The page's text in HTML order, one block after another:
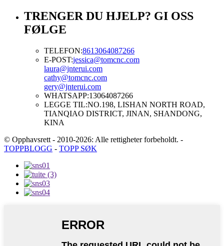
TRENGER DU HJELP? GI OSS
FØLGE
TELEFON:8613064087266
E-POST:jessica@tomcnc.com
laura@jnterui.com
cathy@tomcnc.com
gery@jnterui.com
WHATSAPP:13064087266
LEGGE TIL:NO.198, LISHAN NORTH ROAD,
TIANQIAO DISTRICT, JINAN, SHANDONG,
KINA
© Opphavsrett - 2010-2026: Alle rettigheter forbeholdt. -
TOPPBLOGG - TOPP SØK